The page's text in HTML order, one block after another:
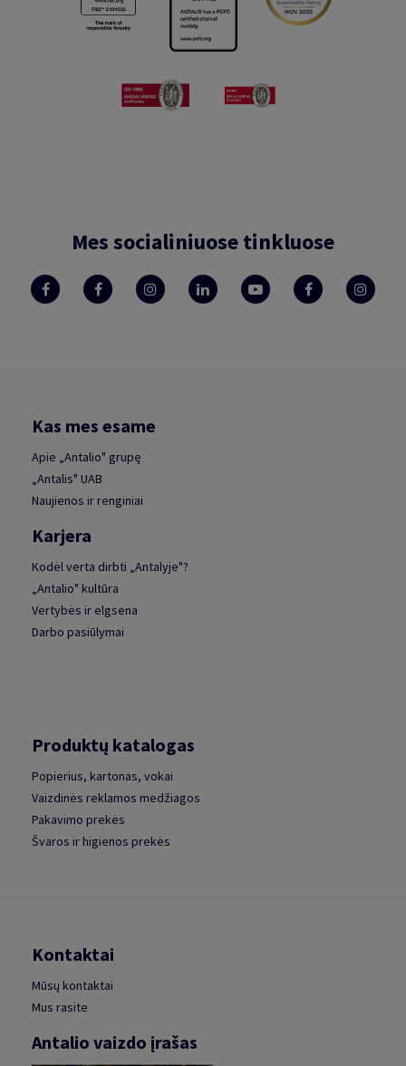
Mes socialiniuose tinkluose
Kas mes esame
Apie „Antalio" grupę
„Antalis" UAB
Naujienos ir renginiai
Karjera
Kodėl verta dirbti „Antalyje"?
„Antalio" kultūra
Vertybės ir elgsena
Darbo pasiūlymai
Produktų katalogas
Popierius, kartonas, vokai
Vaizdinės reklamos medžiagos
Pakavimo prekės
Švaros ir higienos prekės
Kontaktai
Mūsų kontaktai
Mus rasite
Antalio vaizdo įrašas